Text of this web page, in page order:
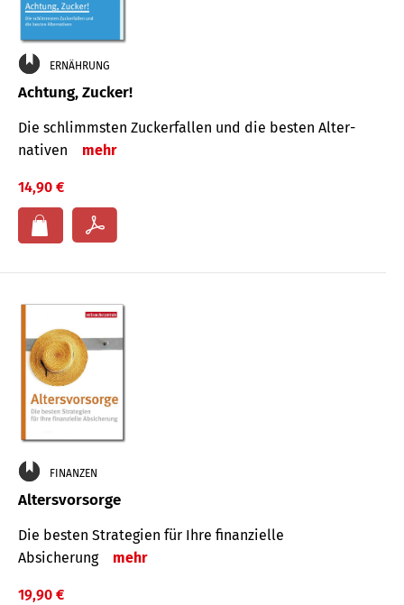
ERNÄHRUNG
Achtung, Zucker!
Die schlimmsten Zucker­fallen und die besten Alter­
nativen
mehr
14,90 €
FINANZEN
Altersvorsorge
Die besten Strategien für Ihre finanzielle
Absicherung
mehr
19,90 €